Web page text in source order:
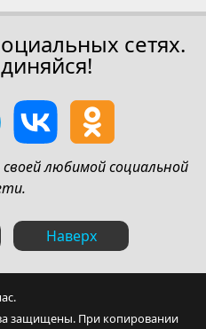
сетях.
любимой социальной
Наверх
защищены. При копировании